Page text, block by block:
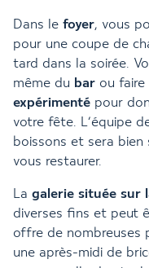
Dans le foyer, vous
pour une coupe de
tard dans la soirée.
même du bar ou
expérimenté pour
votre fête. L’équipe
boissons et sera bien
vous restaurer.
La galerie située sur
diverses fins et peut
offre de nombreuses
une après-midi de